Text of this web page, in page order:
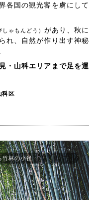
各国の観光客を虜にして
しゃもんどう） があり、秋に
れ、自然が作り出す神秘
・山科エリアまで足を運
科区
竹林の小径